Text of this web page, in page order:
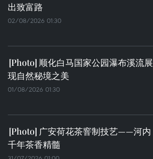
出致富路
02/08/2026 01:30
顺化白马国家公园瀑布溪流展
现自然秘境之美
01/08/2026 01:30
广安荷花茶窨制技艺——河内
千年茶香精髓